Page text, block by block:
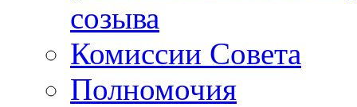
созыва
Комиссии Совета
Полномочия